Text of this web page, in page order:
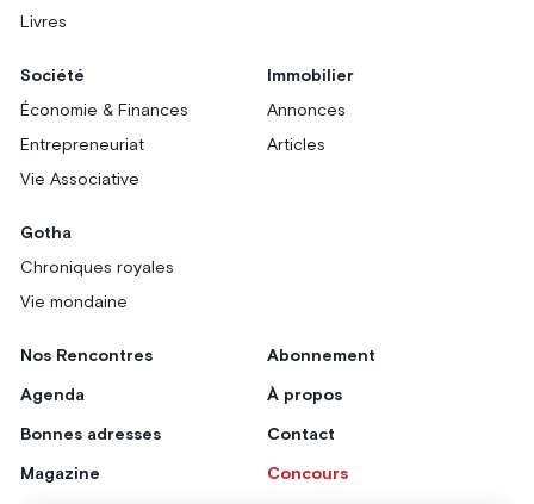
Livres
Société
Économie & Finances
Entrepreneuriat
Vie Associative
Immobilier
Annonces
Articles
Gotha
Chroniques royales
Vie mondaine
Nos Rencontres
Agenda
Bonnes adresses
Magazine
Abonnement
À propos
Contact
Concours